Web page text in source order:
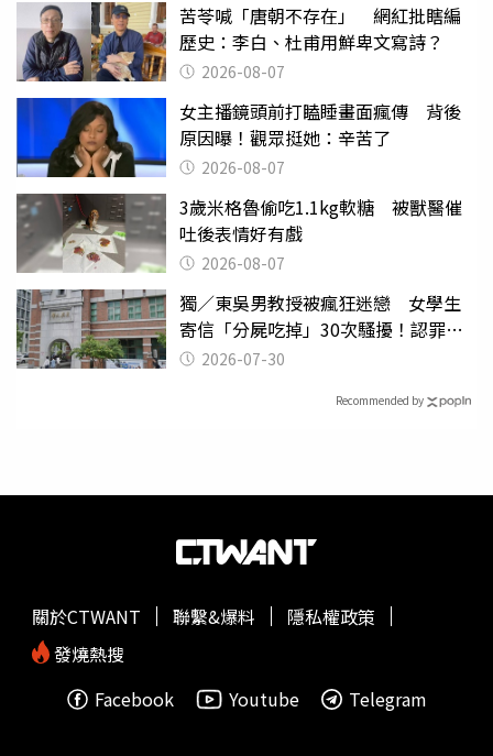
苦苓喊「唐朝不存在」 網紅批瞎編
歷史：李白、杜甫用鮮卑文寫詩？
2026-08-07
女主播鏡頭前打瞌睡畫面瘋傳 背後
原因曝！觀眾挺她：辛苦了
2026-08-07
3歲米格魯偷吃1.1kg軟糖 被獸醫催
吐後表情好有戲
2026-08-07
獨／東吳男教授被瘋狂迷戀 女學生
寄信「分屍吃掉」30次騷擾！認罪免
關 2026-07-30
Recommended by
關於CTWANT 聯繫&爆料
隱私權政策
發燒熱搜
Facebook
Youtube Telegram